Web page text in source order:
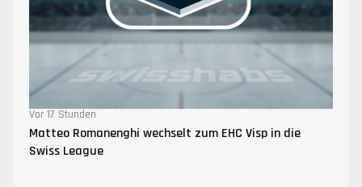
Vor 17 Stunden
Matteo Romanenghi wechselt zum EHC Visp in die
Swiss League